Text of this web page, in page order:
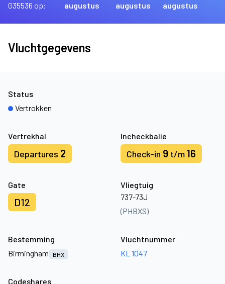
G35536 op:
augustus
augustus
augustus
Vluchtgegevens
Vertrekhal
Departures 2
Incheckbalie
Check-in 9 t/m16
Gate
D12
Vliegtuig
737-73J
(PHBXS)
Status
Vertrokken
Bestemming
Birmingham
BHX
Vluchtnummer
KL 1047
Codeshares